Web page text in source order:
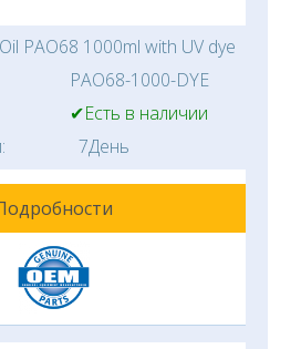
PAO68 1000ml with UV dye
PAO68-1000-DYE
✔Есть в наличии
7День